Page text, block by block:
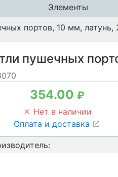
Элементы
портов, 10 мм, латунь,
пушечных
354.00 ₽
Нет в наличии
Оплата и доставка